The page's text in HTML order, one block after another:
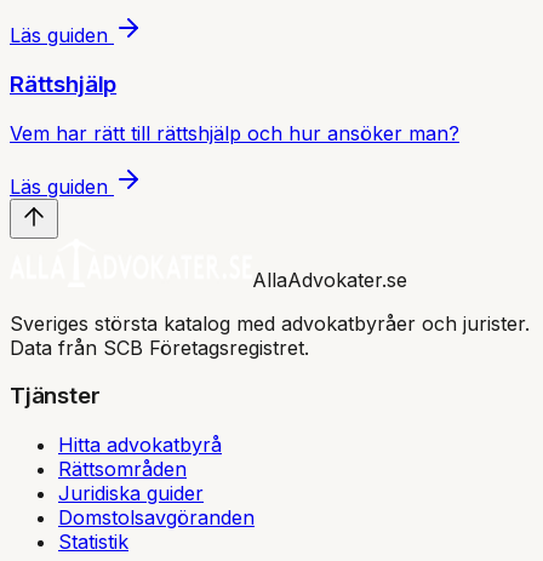
Läs guiden
Rättshjälp
Vem har rätt till rättshjälp och hur ansöker man?
Läs guiden
AllaAdvokater.se
Sveriges största katalog med advokatbyråer och jurister.
Data från SCB Företagsregistret.
Tjänster
Hitta advokatbyrå
Rättsområden
Juridiska guider
Domstolsavgöranden
Statistik